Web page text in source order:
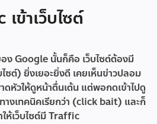
ข้าเว็บไซต์
ง Google นั้นก็คือ เว็บไซต์ต้องมี
ซต์) ยิ่งเยอะยิ่งดี เคยเห็นข่าวปลอม
หัวให้ดูหน้าตื่นเต้น แต่พอกดเข้าไปดู
างเทคนิคเรียกว่า (click bait) และก็
ห้เว็บไซต์มี Traffic